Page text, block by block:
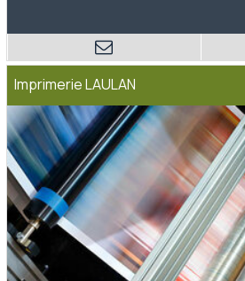
Imprimerie LAULAN